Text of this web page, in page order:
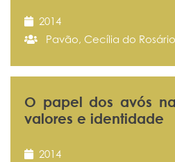
2014
Pavão, Cecília do
O papel dos avós
valores e identidade
2014